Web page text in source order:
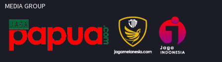
MEDIA GROUP